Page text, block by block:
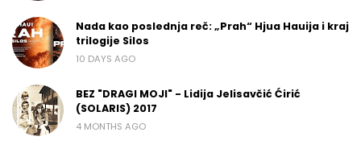
Nada kao poslednja reč: „Prah“ Hjua Hauija i kraj
trilogije Silos
10 DAYS AGO
BEZ "DRAGI MOJI" - Lidija Jelisavčić Ćirić
(SOLARIS) 2017
4 MONTHS AGO